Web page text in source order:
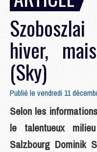
hiver,
(Sky)
Publié le vendredi 11
Selon les
le talentueux
Salzbourg Dominik